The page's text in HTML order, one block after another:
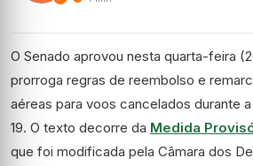
O Senado aprovou nesta quarta-feira
prorroga regras de reembolso e
aéreas para voos cancelados durante
19. O texto decorre da Medida
que foi modificada pela Câmara dos